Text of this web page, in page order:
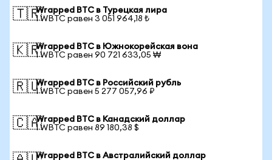
🇹🇷Wrapped BTC в Турецкая лира
1 WBTC равен 3 051 964,18 ₺
🇰🇷Wrapped BTC в Южнокорейская вона
1 WBTC равен 90 721 633,05 ₩
🇷🇺Wrapped BTC в Российский рубль
1 WBTC равен 5 277 057,96 ₽
🇨🇦Wrapped BTC в Канадский доллар
1 WBTC равен 89 180,38 $
Wrapped BTC в Австралийский доллар